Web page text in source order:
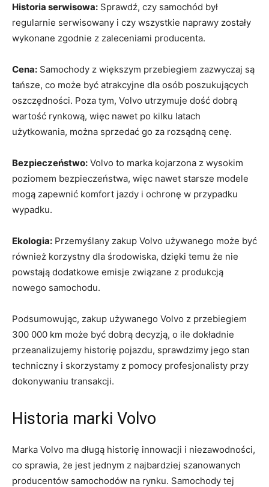
Historia serwisowa: Sprawdź, czy⁤ samochód był
regularnie serwisowany i czy‍ wszystkie‌ naprawy zostały⁣
wykonane zgodnie z zaleceniami producenta.
Cena: Samochody z większym przebiegiem zazwyczaj ‍są
tańsze, co może być atrakcyjne dla osób poszukujących
oszczędności. Poza ⁤tym, Volvo ⁤utrzymuje dość dobrą
wartość⁤ rynkową, więc nawet ⁢po kilku‍ latach
użytkowania, można sprzedać go za rozsądną‍ cenę.
Bezpieczeństwo: Volvo to‌ marka kojarzona z ⁤wysokim
poziomem bezpieczeństwa, więc nawet starsze⁣ modele
mogą zapewnić⁤ komfort jazdy i ochronę ⁣w‌ przypadku
wypadku.
Ekologia: Przemyślany zakup Volvo używanego może być
również korzystny‍ dla środowiska, dzięki⁤ temu że nie⁣
powstają dodatkowe emisje związane z produkcją
‌nowego⁣ samochodu.
Podsumowując, zakup⁢ używanego Volvo z przebiegiem
300 000 km⁣ może być dobrą‍ decyzją, o ile dokładnie ​
przeanalizujemy historię pojazdu, sprawdzimy ⁢jego stan
techniczny i skorzystamy z pomocy profesjonalisty​ przy
dokonywaniu transakcji.
Historia marki Volvo
Marka Volvo ‌ma długą‍ historię ‌innowacji i niezawodności,
co sprawia, ⁣że ​​jest ⁢jednym z najbardziej szanowanych
producentów⁤ samochodów ​na rynku. ‌Samochody tej